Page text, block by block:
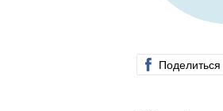
Поделиться